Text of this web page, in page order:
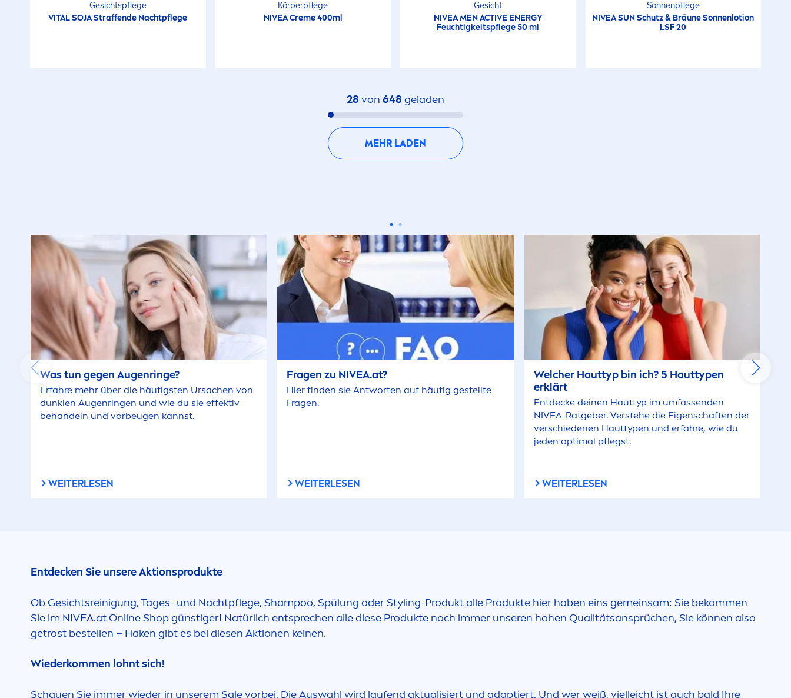
Gesichtspflege
VITALSOJAStraffende Nachtpflege
Körperpflege
NIVEACreme400ml
Gesicht
NIVEAMENACTIVEENERGY
Feuchtigkeitspflege 50 ml
Sonnenpflege
NIVEASUNSchutz & Bräune Sonnenlotion
LSF 20
28 von 648 geladen
MEHR LADEN
Was tun gegen Augenringe?
Erfahre mehr über die häufigsten Ursachen von
dunklen Augenringen und wie du sie effektiv
behandeln und vorbeugen kannst.
WEITERLESEN
Fragen zu NIVEA.at?
Hier finden sie Antworten auf häufig gestellte
Fragen.
WEITERLESEN
Welcher Hauttyp bin ich? 5 Hauttypen
erklärt
Entdecke deinen Hauttyp im umfassenden
NIVEA-Ratgeber. Verstehe die Eigenschaften der
verschiedenen Hauttypen und erfahre, wie du
jeden optimal pflegst.
WEITERLESEN
Entdecken Sie unsere Aktionsprodukte
Ob Gesichtsreinigung, Tages- und Nachtpflege, Shampoo, Spülung oder Styling-Produkt alle Produkte hier haben eins gemeinsam: Sie bekommen
Sie im NIVEA.at Online Shop günstiger! Natürlich entsprechen alle diese Produkte noch immer unseren hohen Qualitätsansprüchen, Sie können also
getrost bestellen – Haken gibt es bei diesen Aktionen keinen.
Wiederkommen lohnt sich!
Schauen Sie immer wieder in unserem Sale vorbei. Die Auswahl wird laufend aktualisiert und adaptiert. Und wer weiß, vielleicht ist auch bald Ihre